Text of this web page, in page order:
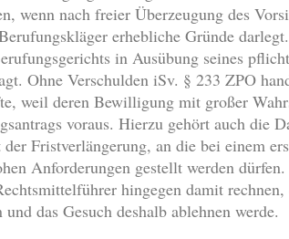
wenn nach freier Überzeugung des
erhebliche Gründe
in Ausübung seines
Ohne Verschulden iSv. § 233 ZPO
weil deren Bewilligung mit großer
voraus. Hierzu gehört auch die
Fristverlängerung, an die bei einem
Anforderungen gestellt werden
hingegen damit
das Gesuch deshalb ablehnen werde.